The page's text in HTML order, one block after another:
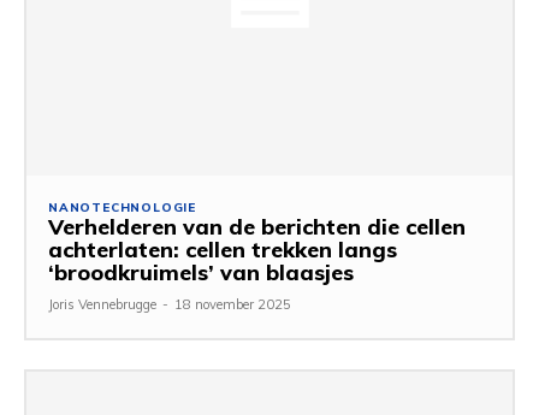
NANOTECHNOLOGIE
Verhelderen van de berichten die cellen
achterlaten: cellen trekken langs
‘broodkruimels’ van blaasjes
Joris Vennebrugge - 18 november 2025